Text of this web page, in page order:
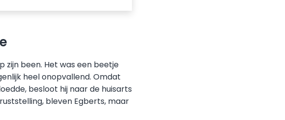
zijn been. Het was een beetje
heel onopvallend. Omdat
besloot hij naar de huisarts
bleven Egberts, maar